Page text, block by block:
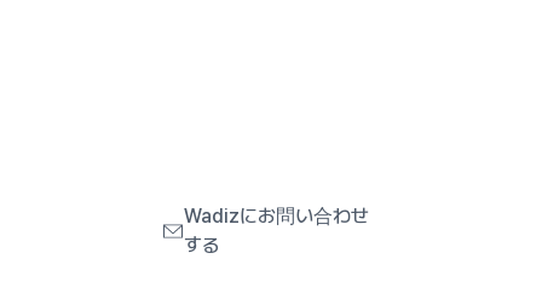
Wadizにお問い合わせ
する